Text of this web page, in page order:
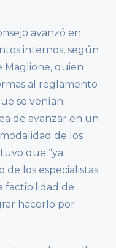
avanzó en
internos, según
Maglione, quien
al reglamento
se venían
de avanzar en un
de los
que “ya
los especialistas
factibilidad de
hacerlo por